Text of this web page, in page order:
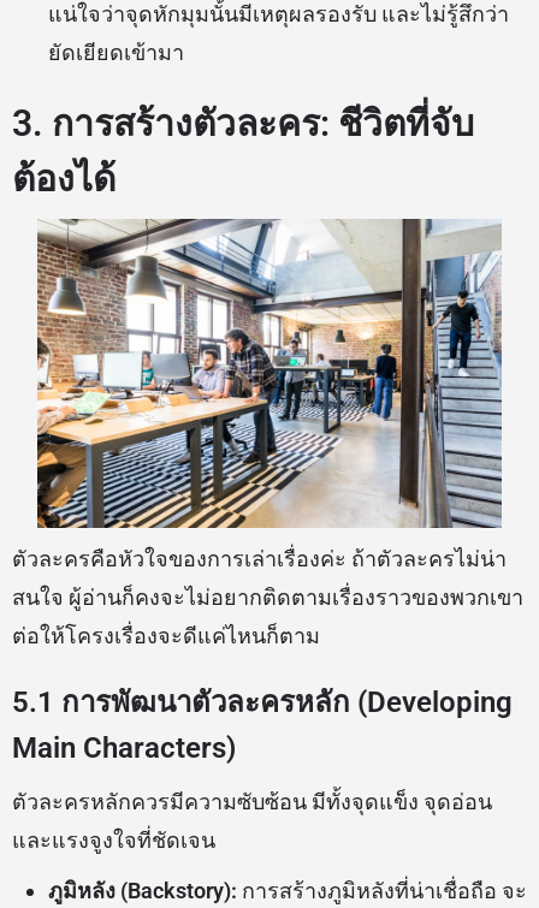
แน่ใจว่าจุดหักมุมนั้นมีเหตุผลรองรับ และไม่รู้สึกว่า
ยัดเยียดเข้ามา
3. การสร้างตัวละคร: ชีวิตที่จับ
ต้องได้
ตัวละครคือหัวใจของการเล่าเรื่องค่ะ ถ้าตัวละครไม่น่า
สนใจ ผู้อ่านก็คงจะไม่อยากติดตามเรื่องราวของพวกเขา
ต่อให้โครงเรื่องจะดีแค่ไหนก็ตาม
5.1 การพัฒนาตัวละครหลัก (Developing
Main Characters)
ตัวละครหลักควรมีความซับซ้อน มีทั้งจุดแข็ง จุดอ่อน
และแรงจูงใจที่ชัดเจน
ภูมิหลัง (Backstory): การสร้างภูมิหลังที่น่าเชื่อถือ จะ